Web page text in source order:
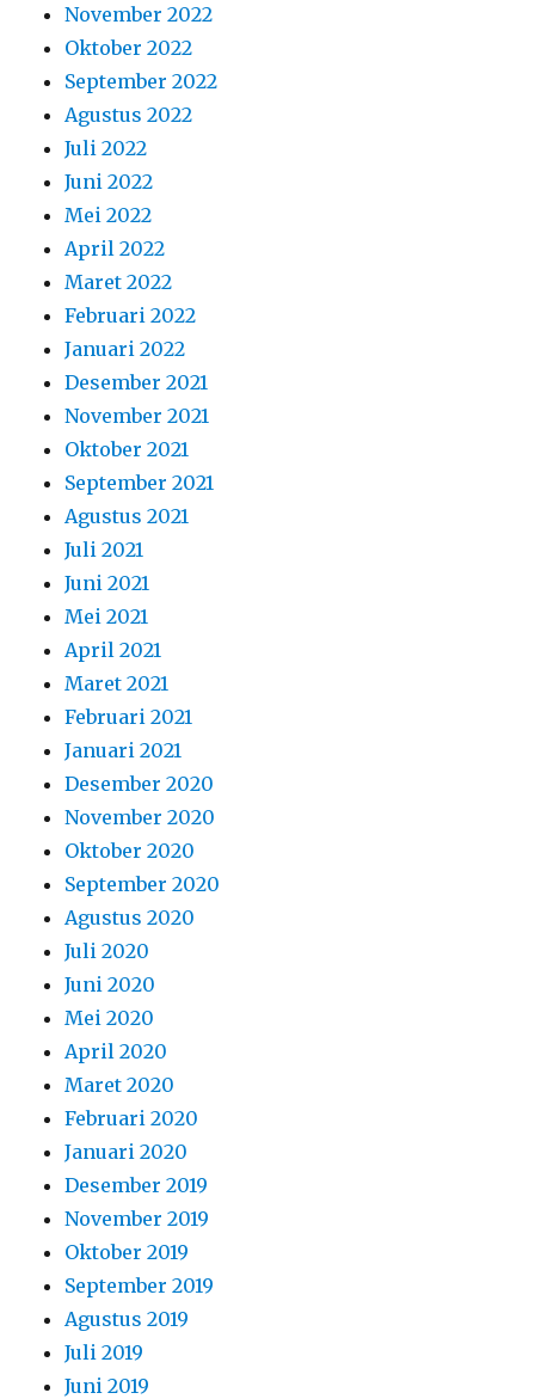
November 2022
Oktober 2022
September 2022
Agustus 2022
Juli 2022
Juni 2022
Mei 2022
April 2022
Maret 2022
Februari 2022
Januari 2022
Desember 2021
November 2021
Oktober 2021
September 2021
Agustus 2021
Juli 2021
Juni 2021
Mei 2021
April 2021
Maret 2021
Februari 2021
Januari 2021
Desember 2020
November 2020
Oktober 2020
September 2020
Agustus 2020
Juli 2020
Juni 2020
Mei 2020
April 2020
Maret 2020
Februari 2020
Januari 2020
Desember 2019
November 2019
Oktober 2019
September 2019
Agustus 2019
Juli 2019
Juni 2019